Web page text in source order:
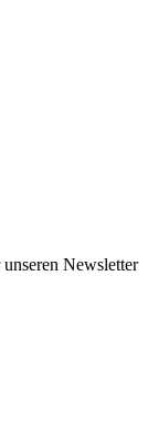
Newsletter